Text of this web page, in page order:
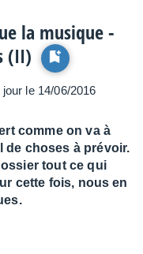
la musique -
(II)
le 14/06/2016
comme on va à
de choses à prévoir.
tout ce qui
cette fois, nous en